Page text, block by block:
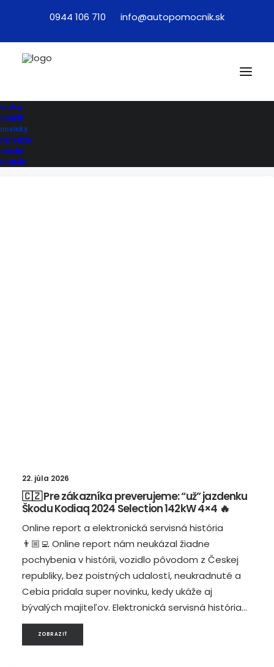
0944 106 710 info@autopomocnik.sk
služby
cenník
novinky
recenzie
otázky
kontakt
22. júla 2026
🇨🇿 Pre zákazníka preverujeme: “už” jazdenku
Škodu Kodiaq 2024 Selection 142kW 4×4 🔥
Online report a elektronická servisná história
👨🏼‍💻 Online report nám neukázal žiadne
pochybenia v histórii, vozidlo pôvodom z Českej
republiky, bez poistných udalostí, neukradnuté a
Cebia pridala super novinku, kedy ukáže aj
bývalých majiteľov. Elektronická servisná história…
ZOBRAZIŤ